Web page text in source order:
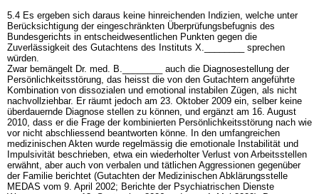
5.4 Es ergeben sich daraus keine hinreichenden Indizien, welche unter
Berücksichtigung der eingeschränkten Überprüfungsbefugnis des
Bundesgerichts in entscheidwesentlichen Punkten gegen die
Zuverlässigkeit des Gutachtens des Instituts X.________ sprechen
würden.
Zwar bemängelt Dr. med. B.________ auch die Diagnosestellung der
Persönlichkeitsstörung, das heisst die von den Gutachtern angeführte
Kombination von dissozialen und emotional instabilen Zügen, als nicht
nachvollziehbar. Er räumt jedoch am 23. Oktober 2009 ein, selber keine
überdauernde Diagnose stellen zu können, und ergänzt am 16. August
2010, dass er die Frage der kombinierten Persönlichkeitsstörung nach wie
vor nicht abschliessend beantworten könne. In den umfangreichen
medizinischen Akten wurde regelmässig die emotionale Instabilität und
Impulsivität beschrieben, etwa ein wiederholter Verlust von Arbeitsstellen
erwähnt, aber auch von verbalen und tätlichen Aggressionen gegenüber
der Familie berichtet (Gutachten der Medizinischen Abklärungsstelle
MEDAS vom 9. April 2002; Berichte der Psychiatrischen Dienste